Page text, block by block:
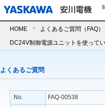
HOME よくあるご質問（FAQ）
よくあるご質問
No.
FAQ-00538